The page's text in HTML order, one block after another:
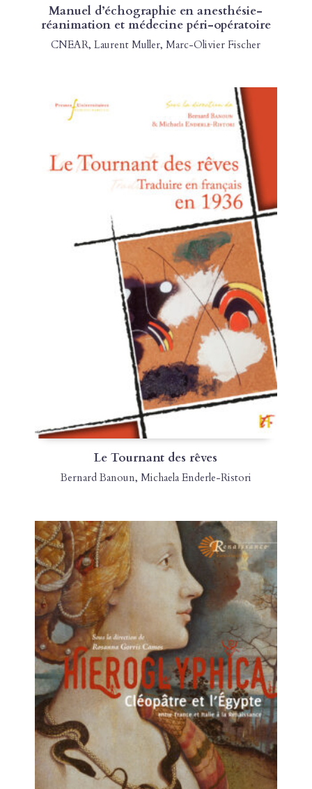
Manuel d’échographie en anesthésie-
réanimation et médecine péri-opératoire
CNEAR,Laurent Muller,Marc-Olivier Fischer
Le Tournant des rêves
Bernard Banoun, Michaela Enderle-Ristori